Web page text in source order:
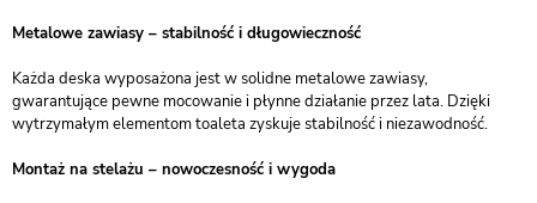
Metalowe zawiasy – stabilność i długowieczność
Każda deska wyposażona jest w solidne metalowe zawiasy,
gwarantujące pewne mocowanie i płynne działanie przez lata. Dzięki
wytrzymałym elementom toaleta zyskuje stabilność i niezawodność.
Montaż na stelażu – nowoczesność i wygoda